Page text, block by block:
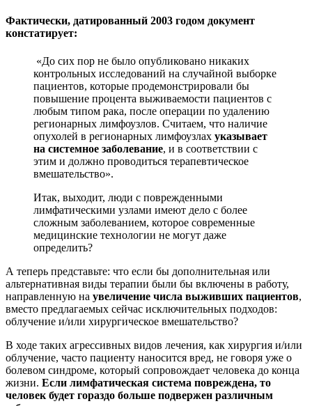
Фактически, датированный 2003 годом документ
констатирует:
«До сих пор не было опубликовано никаких
контрольных исследований на случайной выборке
пациентов, которые продемонстрировали бы
повышение процента выживаемости пациентов с
любым типом рака, после операции по удалению
регионарных лимфоузлов. Считаем, что наличие
опухолей в регионарных лимфоузлах указывает
на системное заболевание, и в соответствии с
этим и должно проводиться терапевтическое
вмешательство».
Итак, выходит, люди с поврежденными
лимфатическими узлами имеют дело с более
сложным заболеванием, которое современные
медицинские технологии не могут даже
определить?
А теперь представьте: что если бы дополнительная или
альтернативная виды терапии были бы включены в работу,
направленную на увеличение числа выживших пациентов,
вместо предлагаемых сейчас исключительных подходов:
облучение и/или хирургическое вмешательство?
В ходе таких агрессивных видов лечения, как хирургия и/или
облучение, часто пациенту наносится вред, не говоря уже о
болевом синдроме, который сопровождает человека до конца
жизни. Если лимфатическая система повреждена, то
человек будет гораздо больше подвержен различным